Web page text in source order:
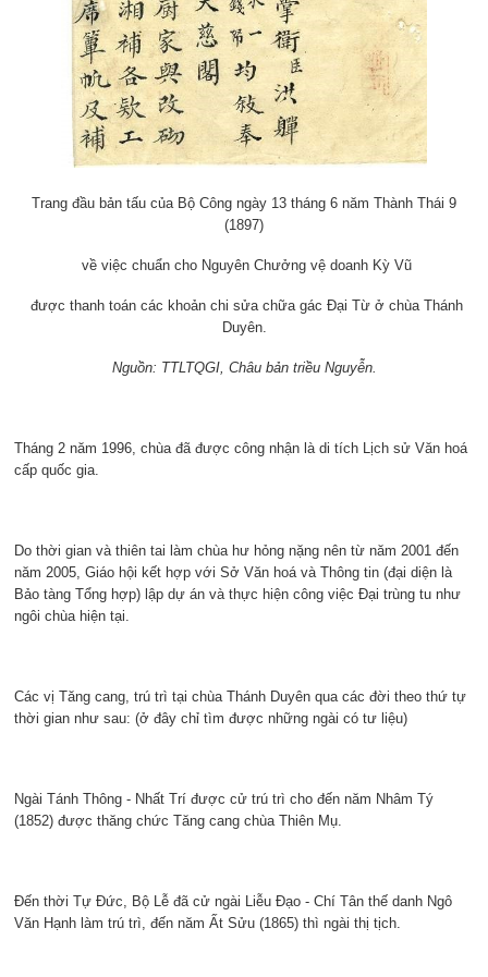
Trang đầu bản tấu của Bộ Công ngày 13 tháng 6 năm Thành Thái 9
(1897)
về việc chuẩn cho Nguyên Chưởng vệ doanh Kỳ Vũ
được thanh toán các khoản chi sửa chữa gác Đại Từ ở chùa Thánh
Duyên.
Nguồn: TTLTQGI, Châu bản triều Nguyễn.
Tháng 2 năm 1996, chùa đã được công nhận là di tích Lịch sử Văn hoá
cấp quốc gia.
Do thời gian và thiên tai làm chùa hư hỏng nặng nên từ năm 2001 đến
năm 2005, Giáo hội kết hợp với Sở Văn hoá và Thông tin (đại diện là
Bảo tàng Tổng hợp) lập dự án và thực hiện công việc Đại trùng tu như
ngôi chùa hiện tại.
Các vị Tăng cang, trú trì tại chùa Thánh Duyên qua các đời theo thứ tự
thời gian như sau: (ở đây chỉ tìm được những ngài có tư liệu)
Ngài Tánh Thông - Nhất Trí được cử trú trì cho đến năm Nhâm Tý
(1852) được thăng chức Tăng cang chùa Thiên Mụ.
Đến thời Tự Đức, Bộ Lễ đã cử ngài Liễu Đạo - Chí Tân thế danh Ngô
Văn Hạnh làm trú trì, đến năm Ất Sửu (1865) thì ngài thị tịch.